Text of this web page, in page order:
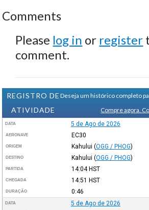
Comments
Please log in or register
comment.
REGISTRO DE
ATIVIDADE
Deseja um histórico completo
Compre agora.
DATA 5 de Ago de 2026
AERONAVE EC30
ORIGEM Kahului (OGG / PHOG)
DESTINO Kahului (OGG / PHOG)
PARTIDA 14:04HST
CHEGADA 14:51 HST
DURAÇÃO 0:46
DATA 5 de Ago de 2026